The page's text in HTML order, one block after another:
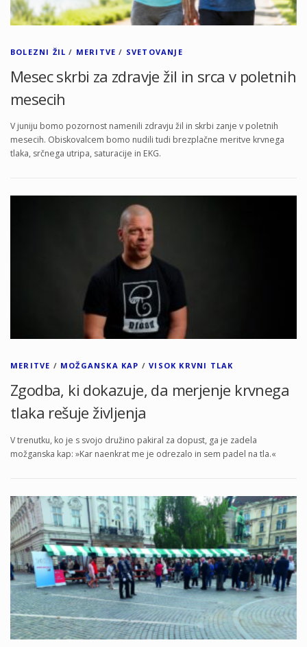
BOLEZNI ŽIL / MERITVE / SVETOVANJE
Mesec skrbi za zdravje žil in srca v poletnih
mesecih
V juniju bomo pozornost namenili zdravju žil in skrbi zanje v poletnih
mesecih. Obiskovalcem bomo nudili tudi brezplačne meritve krvnega
tlaka, srčnega utripa, saturacije in EKG.
MERITVE / MOŽGANSKA KAP /VISOK KRVNI TLAK
Zgodba, ki dokazuje, da merjenje krvnega
tlaka rešuje življenja
V trenutku, ko je s svojo družino pakiral za dopust, ga je zadela
možganska kap: »Kar naenkrat me je odrezalo in sem padel na tla.«